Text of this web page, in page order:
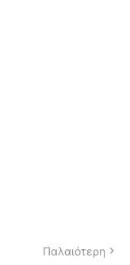
Παλαιότερη